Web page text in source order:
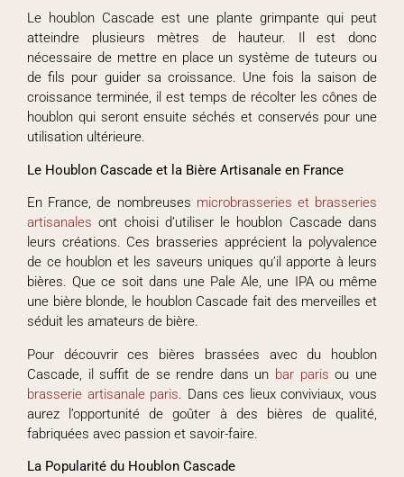
Le houblon Cascade est une plante grimpante qui peut
atteindre plusieurs mètres de hauteur. Il est donc
nécessaire de mettre en place un système de tuteurs ou
de fils pour guider sa croissance. Une fois la saison de
croissance terminée, il est temps de récolter les cônes de
houblon qui seront ensuite séchés et conservés pour une
utilisation ultérieure.
Le Houblon Cascade et la Bière Artisanale en France
En France, de nombreuses microbrasseries et brasseries
artisanales ont choisi d’utiliser le houblon Cascade dans
leurs créations. Ces brasseries apprécient la polyvalence
de ce houblon et les saveurs uniques qu’il apporte à leurs
bières. Que ce soit dans une Pale Ale, une IPA ou même
une bière blonde, le houblon Cascade fait des merveilles et
séduit les amateurs de bière.
Pour découvrir ces bières brassées avec du houblon
Cascade, il suffit de se rendre dans un bar paris ou une
brasserie artisanale paris. Dans ces lieux conviviaux, vous
aurez l’opportunité de goûter à des bières de qualité,
fabriquées avec passion et savoir-faire.
La Popularité du Houblon Cascade